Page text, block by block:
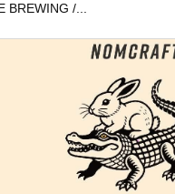
BREWING /...